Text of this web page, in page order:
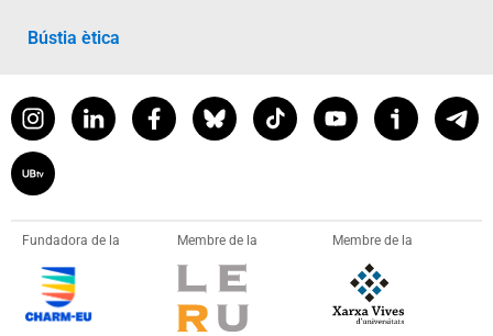
Bústia ètica
Fundadora de la Membre de la Membre de la